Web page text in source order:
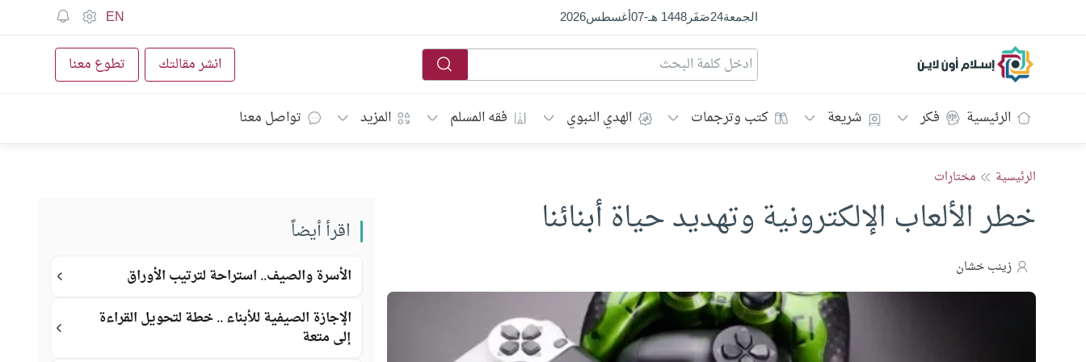
الجمعة24صَفَر1448 هـ -
07أغسطس2026
EN
إسلام أون لاين انشر مقالتك تطوع معنا
الرئيسية فكر شريعة كتب وترجمات الهدي النبوي فقه المسلم المزيد تواصل معنا
الرئيسية مختارات
خطر الألعاب الإلكترونية وتهديد حياة أبنائنا
زينب خشان
اقرأ أيضاً
الأسرة والصيف.. استراحة لترتيب الأوراق
الإجازة الصيفية للأبناء .. خطة لتحويل القراءة
إلى متعة